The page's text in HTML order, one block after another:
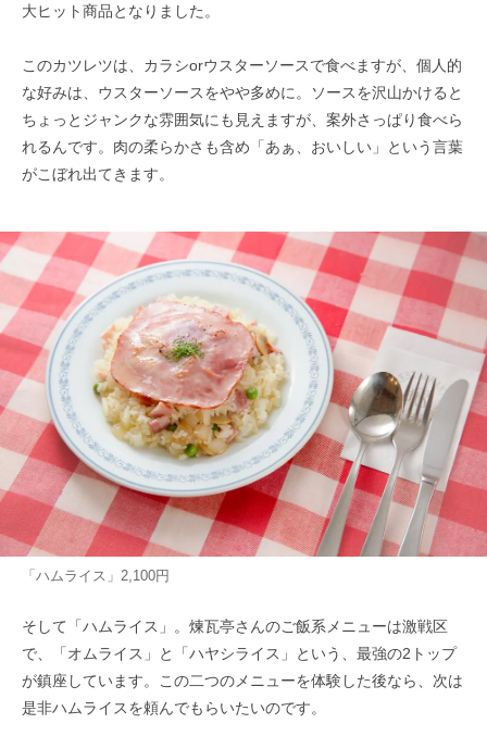
大ヒット商品となりました。
このカツレツは、カラシorウスターソースで食べますが、個人的
な好みは、ウスターソースをやや多めに。ソースを沢山かけると
ちょっとジャンクな雰囲気にも見えますが、案外さっぱり食べら
れるんです。肉の柔らかさも含め「あぁ、おいしい」という言葉
がこぼれ出てきます。
「ハムライス」2,100円
そして「ハムライス」。煉瓦亭さんのご飯系メニューは激戦区
で、「オムライス」と「ハヤシライス」という、最強の2トップ
が鎮座しています。この二つのメニューを体験した後なら、次は
是非ハムライスを頼んでもらいたいのです。